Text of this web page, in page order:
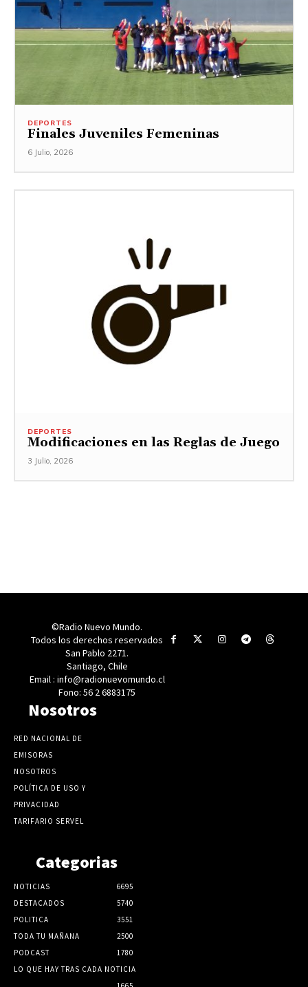
DEPORTES
Finales Juveniles Femeninas
6 Julio, 2026
DEPORTES
Modificaciones en las Reglas de Juego
3 Julio, 2026
©Radio Nuevo Mundo.
Todos los derechos reservados
San Pablo 2271.
Santiago, Chile
Email : info@radionuevomundo.cl
Fono: 56 2 6883175
Nosotros
RED NACIONAL DE
EMISORAS
NOSOTROS
POLÍTICA DE USO Y
PRIVACIDAD
TARIFARIO SERVEL
Categorias
NOTICIAS
6695
DESTACADOS
5740
POLITICA
3551
TODA TU MAÑANA
2500
PODCAST
1780
LO QUE HAY TRAS CADA NOTICIA